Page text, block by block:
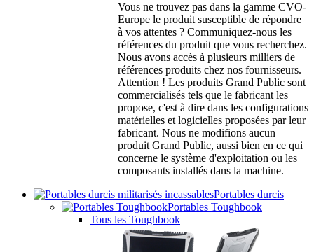
Vous ne trouvez pas dans la gamme CVO-
Europe le produit susceptible de répondre
à vos attentes ? Communiquez-nous les
références du produit que vous recherchez.
Nous avons accès à plusieurs milliers de
références produits chez nos fournisseurs.
Attention ! Les produits Grand Public sont
commercialisés tels que le fabricant les
propose, c'est à dire dans les configurations
matérielles et logicielles proposées par leur
fabricant. Nous ne modifions aucun
produit Grand Public, aussi bien en ce qui
concerne le système d'exploitation ou les
composants installés dans la machine.
Portables durcis
Portables Toughbook
Tous les Toughbook